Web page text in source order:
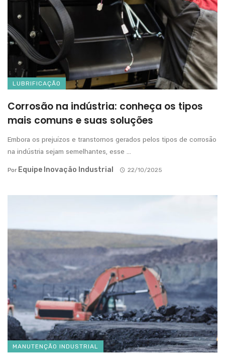
LUBRIFICAÇÃO
Corrosão na indústria: conheça os tipos
mais comuns e suas soluções
Embora os prejuízos e transtornos gerados pelos tipos de corrosão
na indústria sejam semelhantes, esse ...
Por Equipe Inovação Industrial 22/10/2025
MANUTENÇÃO INDUSTRIAL